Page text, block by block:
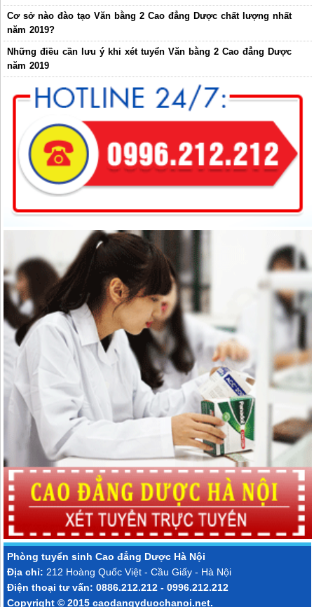
Cơ sở nào đào tạo Văn bằng 2 Cao đẳng Dược chất lượng nhất
năm 2019?
Những điều cần lưu ý khi xét tuyển Văn bằng 2 Cao đẳng Dược
năm 2019
Phòng tuyển sinh Cao đẳng Dược Hà Nội
Địa chỉ: 212 Hoàng Quốc Việt - Cầu Giấy - Hà Nội
Điện thoại tư vấn: 0886.212.212 - 0996.212.212
Copyright © 2015 caodangyduochanoi.net.